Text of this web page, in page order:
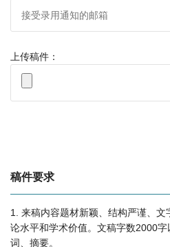
上传稿件：
稿件要求
1. 来稿内容题材新颖、结构严谨、
论水平和学术价值。文稿字数2000
词、摘要。